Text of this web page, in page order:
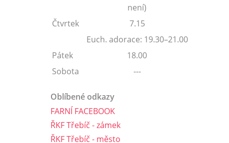
není)
Čtvrtek
7.15
Euch. adorace: 19.30–21.00
Pátek
18.00
Sobota
---
Oblíbené odkazy
FARNÍ FACEBOOK
ŘKF Třebíč - zámek
ŘKF Třebíč - město